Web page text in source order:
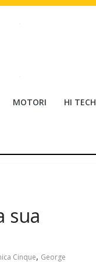
MOTORI HI TECH
sua
Cinque, George